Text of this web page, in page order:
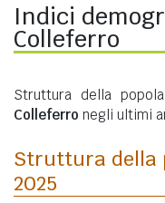
Indici
Colleferro
Struttura della
Colleferro negli ultimi
Struttura della
2025